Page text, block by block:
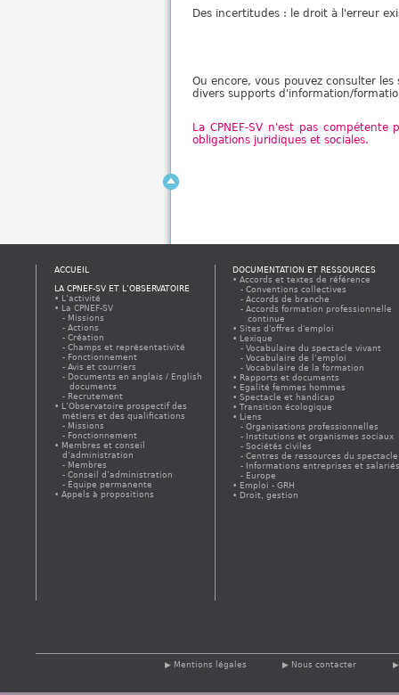
Des incertitudes : le droit à l'erreur
Ou encore, vous pouvez consulter
divers supports d'information/
La CPNEF-SV n'est pas
obligations juridiques et sociales.
ACCUEIL
LA CPNEF-SV ET L’OBSERVATOIRE
L’activité
La CPNEF-SV
Missions
Actions
Création
Champs et représentativité
Fonctionnement
Avis et courriers
Documents en anglais / English
documents
Recrutement
L’Observatoire prospectif des
métiers et des qualifications
Missions
Fonctionnement
Membres et conseil
d’administration
Membres
Conseil d’administration
Équipe permanente
Appels à propositions
DOCUMENTATION ET RESSOURCES
Accords et textes de référence
Conventions collectives
Accords de branche
Accords formation professionnelle
continue
Sites d'offres d'emploi
Lexique
Vocabulaire du spectacle vivant
Vocabulaire de l’emploi
Vocabulaire de la formation
Rapports et documents
Egalité femmes hommes
Spectacle et handicap
Transition écologique
Liens
Organisations professionnelles
Institutions et organismes sociaux
Sociétés civiles
Centres de ressources du spectacle
Informations entreprises et
Europe
Emploi - GRH
Droit, gestion
Mentions légales Nous contacter